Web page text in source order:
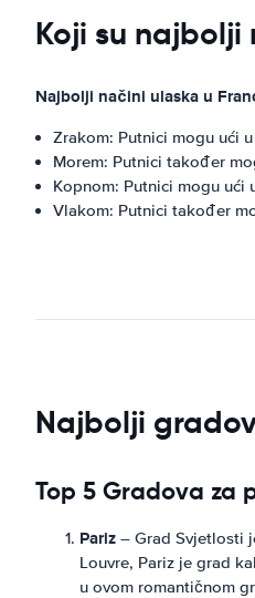
Koji su najbolji
Najbolji načini ulaska u
Zrakom: Putnici mogu ući
Morem: Putnici također
Kopnom: Putnici mogu ući
Vlakom: Putnici također
Najbolji
Top 5 Gradova za
Pariz – Grad Svjetlosti
Louvre, Pariz je grad
u ovom romantičnom